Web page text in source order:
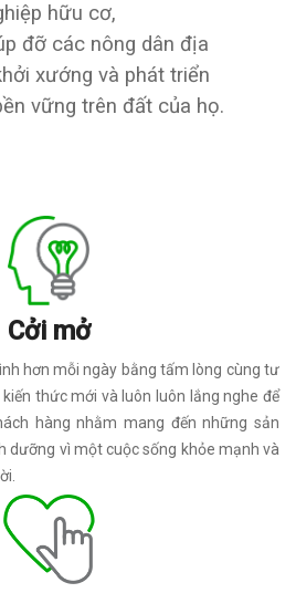
hữu cơ,
đỡ các nông dân địa
xướng và phát triển
vững trên đất của họ.
Cởi mở
hơn mỗi ngày bằng tấm lòng cùng tư
thức mới và luôn luôn lắng nghe để
hàng nhằm mang đến những sản
dưỡng vì một cuộc sống khỏe mạnh và